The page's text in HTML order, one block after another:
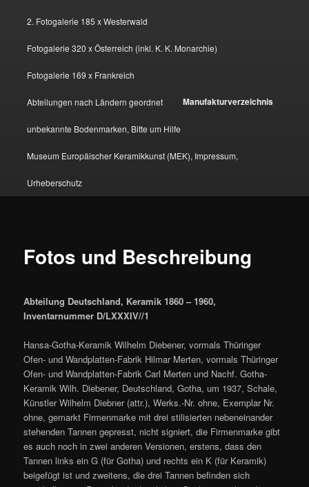
2. Fotogalerie 185 x Westerwald
Fotogalerie 320 x Österreich (inkl. K. K. Monarchie)
Fotogalerie 169 x Frankreich
Abteilungen nach Ländern geordnet Manufakturverzeichnis
unbekannte Bodenmarken, Bitte um Hilfe
Museum Europäischer Keramikkunst (MEK), Impressum,
Urheberschutz
Fotos und Beschreibung
Abteilung Deutschland, Keramik 1860 – 1960,
Inventarnummer D/LXXXIV//1
Hansa-Gotha-Keramik Wilhelm Diebener, vormals Thüringer
Ofen- und Wandplatten-Fabrik Hilmar Merten, vormals Thüringer
Ofen- und Wandplatten-Fabrik Carl Merten und Nachf. Gotha-
Keramik Wilh. Diebener, Deutschland, Gotha, um 1937, Schale,
Künstler Wilhelm Diebner (attr.), Werks.-Nr. ohne, Exemplar Nr.
ohne, gemarkt Firmenmarke mit drei stilisierten nebeneinander
stehenden Tannen gepresst, nicht signiert, die Firmenmarke gibt
es auch noch in zwei anderen Versionen, erstens, dass den
Tannen links ein G (für Gotha) und rechts ein K (für Keramik)
beigefügt ist und zweitens, die drei Tannen befinden sich